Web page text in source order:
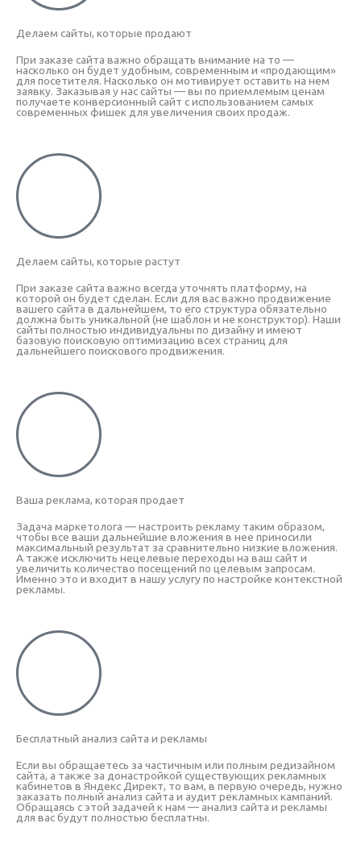
Делаем сайты, которые продают
При заказе сайта важно обращать внимание на то —
насколько он будет удобным, современным и «продающим»
для посетителя. Насколько он мотивирует оставить на нем
заявку. Заказывая у нас сайты — вы по приемлемым ценам
получаете конверсионный сайт с использованием самых
современных фишек для увеличения своих продаж.
Делаем сайты, которые растут
При заказе сайта важно всегда уточнять платформу, на
которой он будет сделан. Если для вас важно продвижение
вашего сайта в дальнейшем, то его структура обязательно
должна быть уникальной (не шаблон и не конструктор). Наши
сайты полностью индивидуальны по дизайну и имеют
базовую поисковую оптимизацию всех страниц для
дальнейшего поискового продвижения.
Ваша реклама, которая продает
Задача маркетолога — настроить рекламу таким образом,
чтобы все ваши дальнейшие вложения в нее приносили
максимальный результат за сравнительно низкие вложения.
А также исключить нецелевые переходы на ваш сайт и
увеличить количество посещений по целевым запросам.
Именно это и входит в нашу услугу по настройке контекстной
рекламы.
Бесплатный анализ сайта и рекламы
Если вы обращаетесь за частичным или полным редизайном
сайта, а также за донастройкой существующих рекламных
кабинетов в Яндекс Директ, то вам, в первую очередь, нужно
заказать полный анализ сайта и аудит рекламных кампаний.
Обращаясь с этой задачей к нам — анализ сайта и рекламы
для вас будут полностью бесплатны.